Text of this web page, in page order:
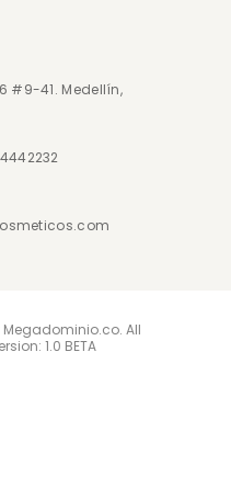
#9-41. Medellín,
All
1.0 BETA